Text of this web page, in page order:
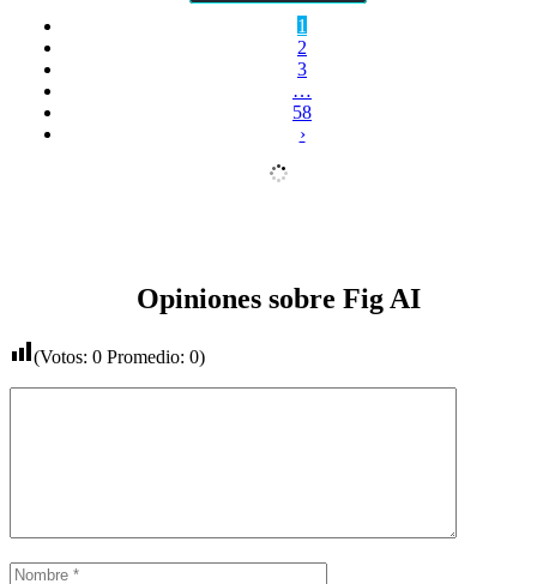
1
2
3
…
58
›
Opiniones sobre Fig AI
(Votos: 0 Promedio: 0)
Nombre